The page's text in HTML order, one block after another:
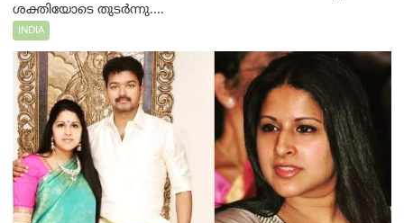
ശക്തിയോടെ തുടർന്നു....
INDIA